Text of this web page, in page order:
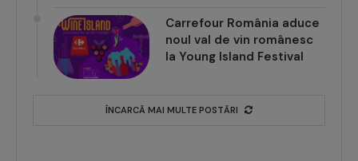
Carrefour România aduce
noul val de vin românesc
la Young Island Festival
ÎNCARCĂ MAI MULTE POSTĂRI